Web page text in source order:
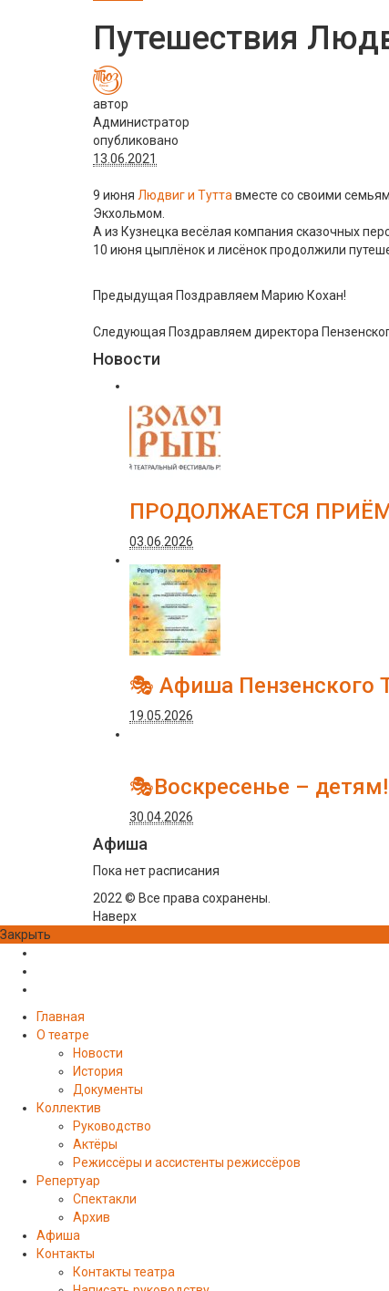
Путешествия
автор
Администратор
опубликовано
13.06.2021
9 июня Людвиг и Туттавместе со своими
Экхольмом.
А из Кузнецка весёлая компания сказочных
10 июня цыплёнок и лисёнок продолжили
Предыдущая Поздравляем Марию Кохан!
Следующая Поздравляем директора
Новости
ПРОДОЛЖАЕТСЯ
03.06.2026
🎭 Афиша Пензенского
19.05.2026
🎭Воскресенье –
30.04.2026
Афиша
Пока нет расписания
2022 © Все права сохранены.
Наверх
Закрыть
Главная
О театре
Новости
История
Документы
Коллектив
Руководство
Актёры
Режиссёры и ассистенты режиссёров
Репертуар
Спектакли
Архив
Афиша
Контакты
Контакты театра